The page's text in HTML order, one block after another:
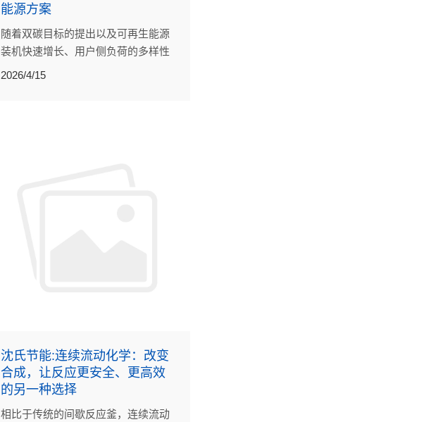
能源方案
随着双碳目标的提出以及可再生能源
装机快速增长、用户侧负荷的多样性
变化，电网面临诸多问题与挑战。
2026/4/15
沈氏节能:连续流动化学：改变
合成，让反应更安全、更高效
的另一种选择
相比于传统的间歇反应釜，连续流动